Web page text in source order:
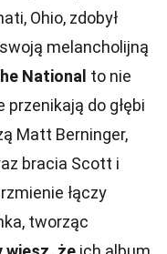
Ohio, zdobył
melancholijną
National to nie
do głębi
Matt Berninger,
bracia Scott i
łączy
tworząc